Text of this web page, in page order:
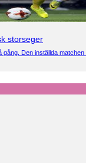
storseger
Den inställda